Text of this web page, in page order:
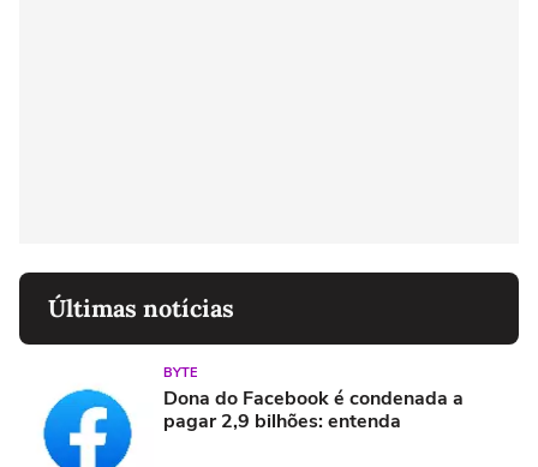
Últimas notícias
BYTE
Dona do Facebook é condenada a
pagar 2,9 bilhões: entenda